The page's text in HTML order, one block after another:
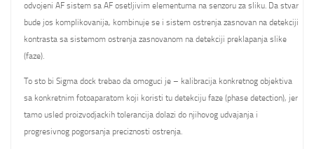
odvojeni AF sistem sa AF osetljivim elementuma na senzoru za sliku. Da stvar
bude jos komplikovanija, kombinuje se i sistem ostrenja zasnovan na detekciji
kontrasta sa sistemom ostrenja zasnovanom na detekciji preklapanja slike
(faze).
To sto bi Sigma dock trebao da omoguci je – kalibracija konkretnog objektiva
sa konkretnim fotoaparatom koji koristi tu detekciju faze (phase detection), jer
tamo usled proizvodjackih tolerancija dolazi do njihovog udvajanja i
progresivnog pogorsanja preciznosti ostrenja.